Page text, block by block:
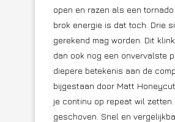
open en razen als een
brok energie is dat toch. Drie
gerekend mag worden. Dit
dan ook nog een onvervalste
diepere betekenis aan de
bijgestaan door Matt
je continu op repeat wil
geschoven. Snel en